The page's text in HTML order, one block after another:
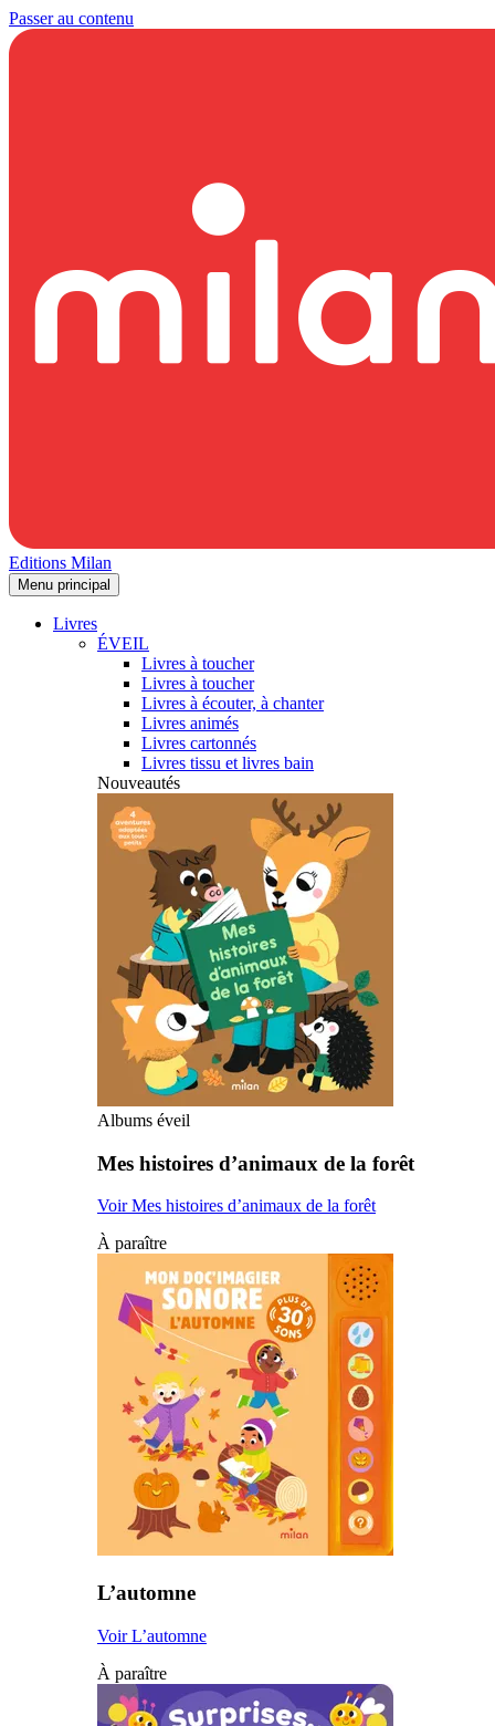
Passer au contenu
Editions Milan
Menu principal
Livres
ÉVEIL
Livres à toucher
Livres à toucher
Livres à écouter, à chanter
Livres animés
Livres cartonnés
Livres tissu et livres bain
Nouveautés
Albums éveil
Mes histoires d’animaux de la forêt
Voir Mes histoires d’animaux de la forêt
À paraître
L’automne
Voir L’automne
À paraître